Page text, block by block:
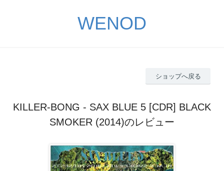
WENOD
ショップへ戻る
KILLER-BONG - SAX BLUE 5 [CDR] BLACK
SMOKER (2014)のレビュー